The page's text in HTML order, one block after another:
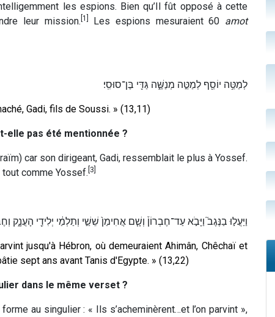
les espions. Bien qu’Il fût opposé à cette
leur mission. [1] Les espions mesuraient 60 amot
לְמַטֵּ֥ה יוֹסֵ֖ף לְמַטֵּ֣ה מְנַשֶּׁ֑ה גַּדִּ֖י בֶּן־סוּסִֽי׃
Gadi, fils de Soussi. » (13,11)
elle pas été mentionnée ?
car son dirigeant, Gadi, ressemblait le plus à Yossef.
comme Yossef. [3]
וַיַּעֲל֣וּ בַנֶּגֶב֮ וַיָּבֹ֣א עַד־חֶבְרוֹן֒ וְשָׁ֤ם אֲחִימַן֙ שֵׁשַׁ֣י וְתַלְמַ֔י יְלִידֵ֖י הָעֲנָ֑ק
jusqu'à Hébron, où demeuraient Ahimân, Chêchaï et
sept ans avant Tanis d'Egypte. » (13,22)
dans le même verset ?
au singulier : « Ils s’acheminèrent…et l’on parvint »,